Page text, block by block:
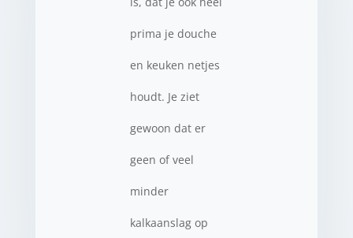
prima je douche
en keuken netjes
houdt. Je ziet
gewoon dat er
geen of veel
minder
kalkaanslag op